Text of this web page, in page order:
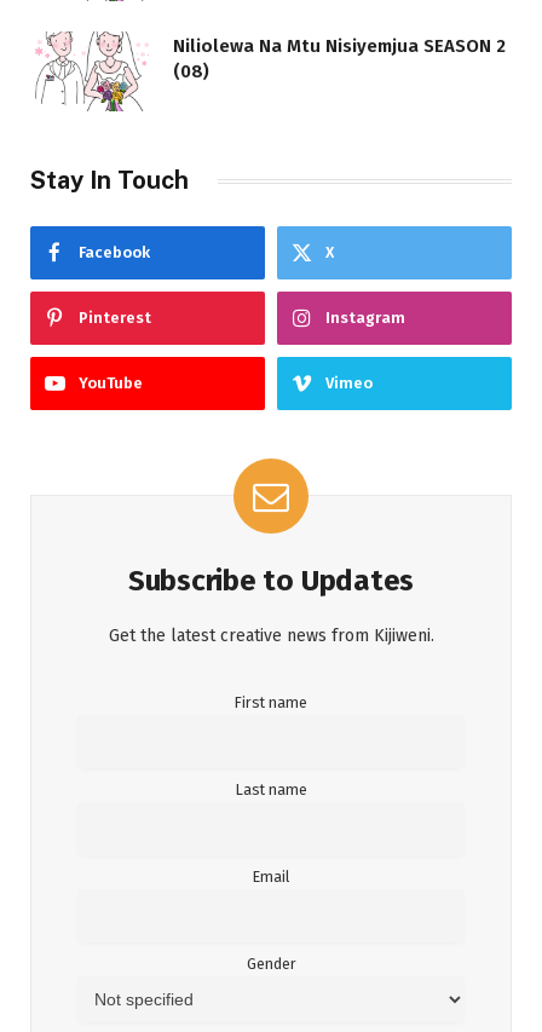
Niliolewa Na Mtu Nisiyemjua SEASON 2
(08)
Stay In Touch
Facebook X
Pinterest Instagram
YouTube Vimeo
Subscribe to Updates
Get the latest creative news from Kijiweni.
First name
Last name
Email
Gender